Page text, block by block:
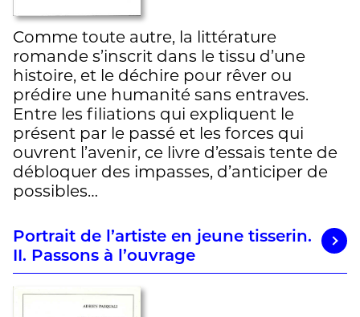
Comme toute autre, la littérature
romande s’inscrit dans le tissu d’une
histoire, et le déchire pour rêver ou
prédire une humanité sans entraves.
Entre les filiations qui expliquent le
présent par le passé et les forces qui
ouvrent l’avenir, ce livre d’essais tente de
débloquer des impasses, d’anticiper de
possibles…
Portrait de l’artiste en jeune tisserin.
II. Passons à l’ouvrage